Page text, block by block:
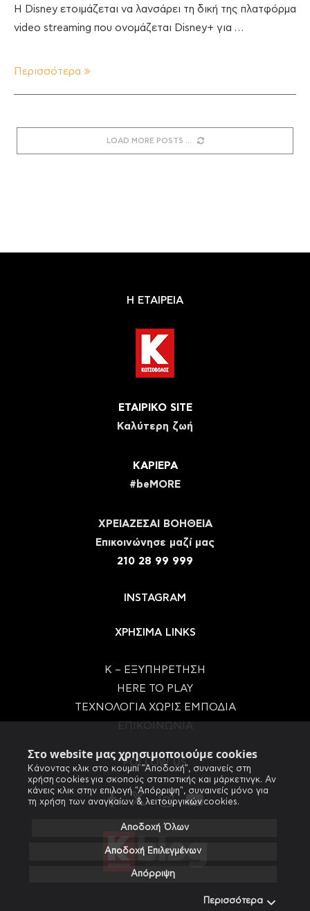
Στο website μας χρησιμοποιούμε cookies
Κάνοντας κλικ στο κουμπί "Αποδοχή", συναινείς στη
χρήση cookies για σκοπούς στατιστικής και μάρκετινγκ. Αν
κάνεις κλικ στην επιλογή "Απόρριψη", συναινείς μόνο για
τη χρήση των αναγκαίων & λειτουργικών cookies.
Αποδοχή Όλων
Αποδοχή Επιλεγμένων
Απόρριψη
Περισσότερα
Η Disney ετοιμάζεται να λανσάρει τη δική της πλατφόρμα
video streaming που ονομάζεται Disney+ για …
Περισσότερα
LOAD MORE POSTS
Η ΕΤΑΙΡΕΙΑ
ΕΤΑΙΡΙΚΟ SITE
Καλύτερη ζωή
ΚΑΡΙΕΡΑ
#beMORE
ΧΡΕΙΑΖΕΣΑΙ ΒΟΗΘΕΙΑ
Eπικοινώνησε μαζί μας
210 28 99 999
INSTAGRAM
ΧΡΗΣΙΜΑ LINKS
Κ – ΕΞΥΠΗΡΕΤΗΣΗ
HERE TO PLAY
ΤΕΧΝΟΛΟΓΙΑ ΧΩΡΙΣ ΕΜΠΟΔΙΑ
FOLLOW US